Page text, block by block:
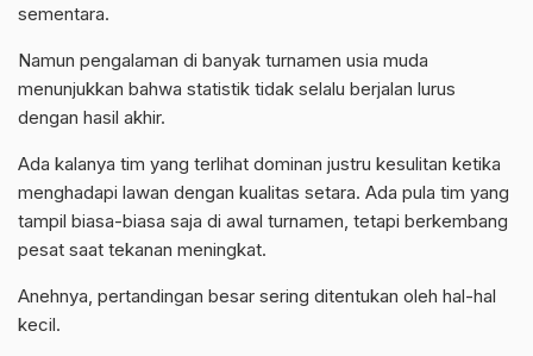
sementara.
Namun pengalaman di banyak turnamen usia muda
menunjukkan bahwa statistik tidak selalu berjalan lurus
dengan hasil akhir.
Ada kalanya tim yang terlihat dominan justru kesulitan ketika
menghadapi lawan dengan kualitas setara. Ada pula tim yang
tampil biasa-biasa saja di awal turnamen, tetapi berkembang
pesat saat tekanan meningkat.
Anehnya, pertandingan besar sering ditentukan oleh hal-hal
kecil.